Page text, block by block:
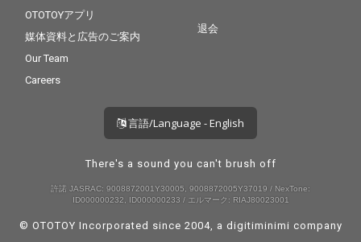
OTOTOYアプリ
媒体資料と広告のご案内
Our Team
Careers
退会
言語/Language - English
There's a sound you can't brush off
許諾 JASRAC: 9008872001Y30005, 9008872005Y37019 / NexTone:
ID000000232, ID000000233 / エルマーク: RIAJ80023001
© OTOTOY Incorporated since 2004, a digitiminimi company